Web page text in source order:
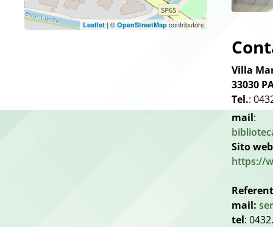
Leaflet | © OpenStreetMap contributors
Villa
33030
Tel.:
mail:
Sito web
https://
mail:
tel: